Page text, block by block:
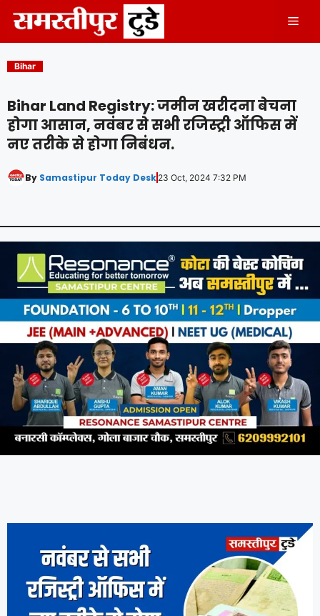
content
Bihar
Bihar Land Registry: जमीन खरीदना बेचना
होगा आसान, नवंबर से सभी रजिस्ट्री ऑफिस में
नए तरीके से होगा निबंधन.
By Samastipur Today Desk 23 Oct, 2024 7:32 PM